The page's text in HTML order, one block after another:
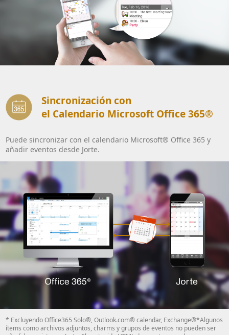
Sincronización con
el Calendario Microsoft Office 365®
Puede sincronizar con el calendario Microsoft® Office 365 y
añadir eventos desde Jorte.
* Excluyendo Office365 Solo®, Outlook.com® calendar, Exchange®*Algunos
ítems como archivos adjuntos, charms y grupos de eventos no pueden ser